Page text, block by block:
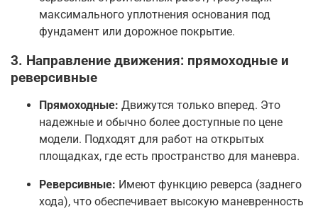
максимального уплотнения основания под
фундамент или дорожное покрытие.
3. Направление движения: прямоходные и
реверсивные
Прямоходные: Движутся только вперед. Это
надежные и обычно более доступные по цене
модели. Подходят для работ на открытых
площадках, где есть пространство для маневра.
Реверсивные: Имеют функцию реверса (заднего
хода), что обеспечивает высокую маневренность